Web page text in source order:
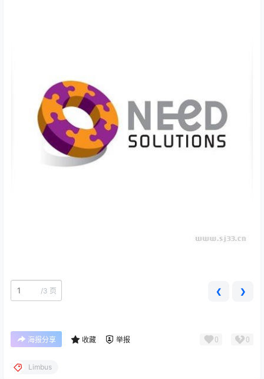
/3 页 ❮ ❯
海报分享 收藏 举报 0 0
Limbus